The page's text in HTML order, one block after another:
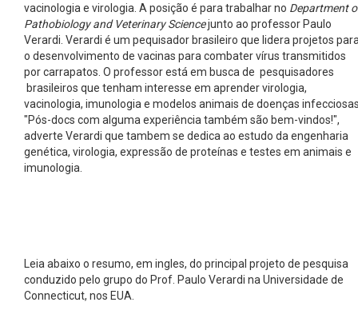
vacinologia e virologia. A posição é para trabalhar no Department
Pathobiology and Veterinary Sciencejunto ao professor Paulo
Verardi. Verardi é um pequisador brasileiro que lidera projetos
o desenvolvimento de vacinas para combater vírus transmitidos
por carrapatos. O professor está em busca de pesquisadores
brasileiros que tenham interesse em aprender virologia,
vacinologia, imunologia e modelos animais de doenças
"Pós-docs com alguma experiência também são bem-vindos!",
adverte Verardi que tambem se dedica ao estudo da engenharia
genética, virologia, expressão de proteínas e testes em animais e
imunologia.
Leia abaixo o resumo, em ingles, do principal projeto de pesquisa
conduzido pelo grupo do Prof. Paulo Verardi na Universidade de
Connecticut, nos EUA.